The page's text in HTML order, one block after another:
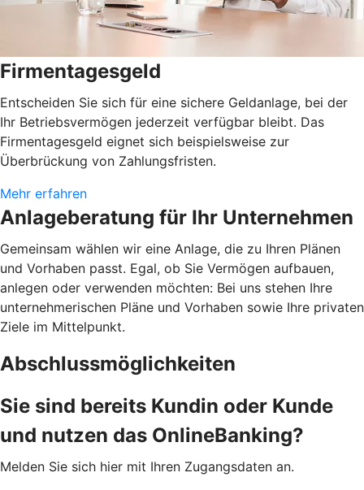
Firmentagesgeld
Entscheiden Sie sich für eine sichere Geldanlage, bei der
Ihr Betriebsvermögen jederzeit verfügbar bleibt. Das
Firmentagesgeld eignet sich beispielsweise zur
Überbrückung von Zahlungsfristen.
Mehr erfahren
Anlageberatung für Ihr Unternehmen
Gemeinsam wählen wir eine Anlage, die zu Ihren Plänen
und Vorhaben passt. Egal, ob Sie Vermögen aufbauen,
anlegen oder verwenden möchten: Bei uns stehen Ihre
unternehmerischen Pläne und Vorhaben sowie Ihre privaten
Ziele im Mittelpunkt.
Abschlussmöglichkeiten
Sie sind bereits Kundin oder Kunde
und nutzen das OnlineBanking?
Melden Sie sich hier mit Ihren Zugangsdaten an.